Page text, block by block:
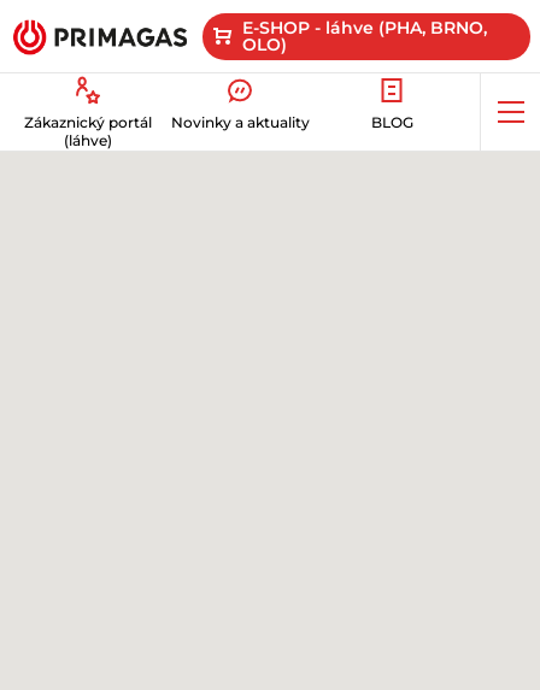
E-SHOP - láhve (PHA, BRNO,
OLO)
Zákaznický portál
(láhve)
Novinky a aktuality BLOG